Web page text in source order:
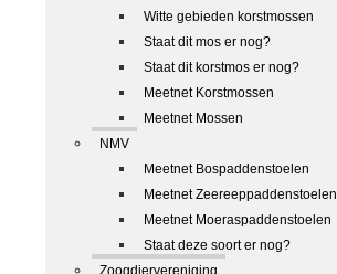
Witte gebieden korstmossen
Staat dit mos er nog?
Staat dit korstmos er nog?
Meetnet Korstmossen
Meetnet Mossen
NMV
Meetnet Bospaddenstoelen
Meetnet Zeereeppaddenstoelen
Meetnet Moeraspaddenstoelen
Staat deze soort er nog?
Zoogdiervereniging